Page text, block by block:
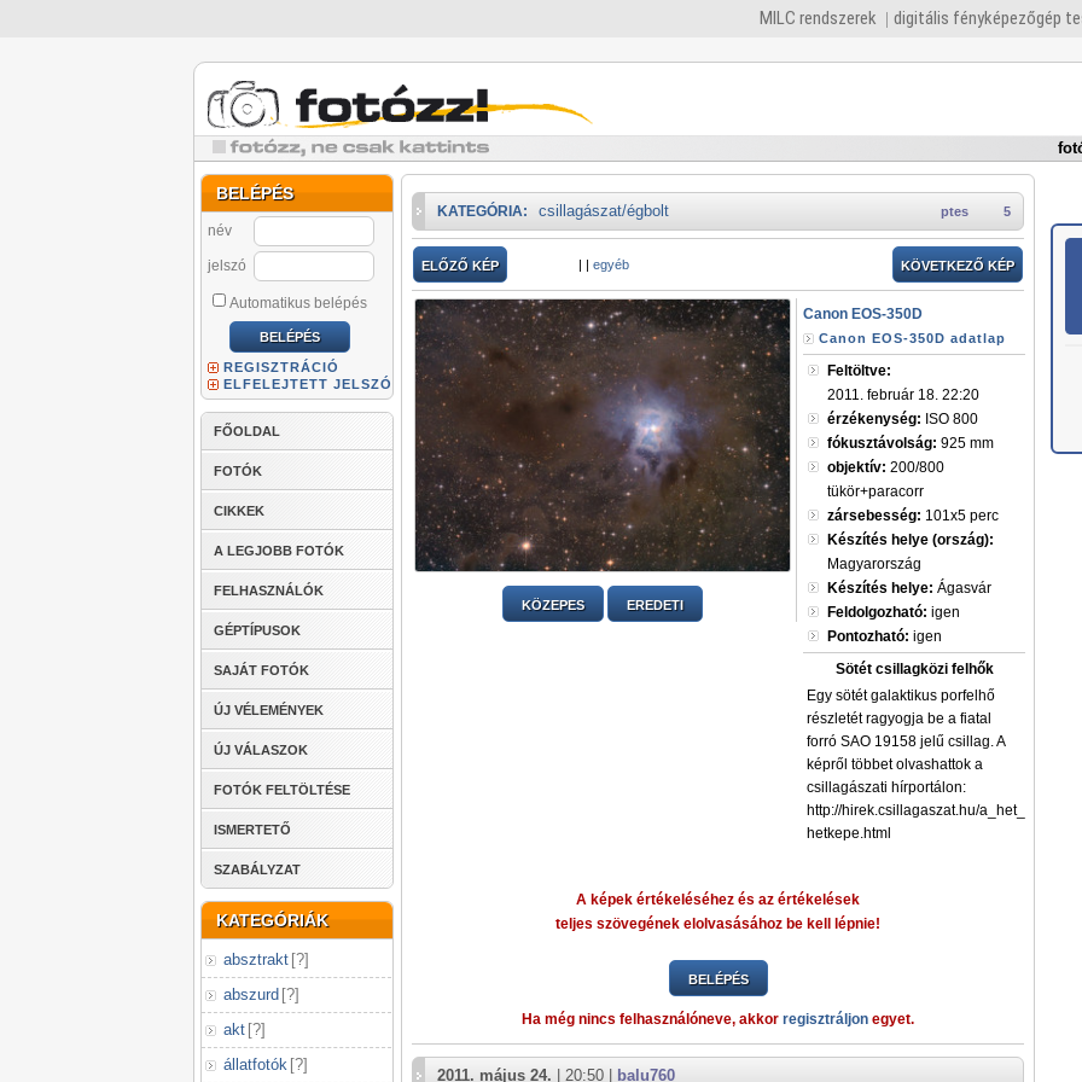
MILC rendszerek digitális fényképezőgép
BELÉPÉS
név
jelszó
Automatikus belépés
REGISZTRÁCIÓ
ELFELEJTETT JELSZÓ
FŐOLDAL
FOTÓK
CIKKEK
A LEGJOBB FOTÓK
FELHASZNÁLÓK
GÉPTÍPUSOK
SAJÁT FOTÓK
ÚJ VÉLEMÉNYEK
ÚJ VÁLASZOK
FOTÓK FELTÖLTÉSE
ISMERTETŐ
SZABÁLYZAT
KATEGÓRIÁK
absztrakt [?]
abszurd [?]
akt [?]
állatfotók [?]
5
ptes
KATEGÓRIA: csillagászat/égbolt
ELŐZŐ KÉP | | egyéb KÖVETKEZŐ KÉP
KÖZEPES EREDETI
Canon EOS-350D
Canon EOS-350D adatlap
Feltöltve:
2011. február 18. 22:20
érzékenység: ISO 800
fókusztávolság: 925 mm
objektív: 200/800
tükör+paracorr
zársebesség: 101x5 perc
Készítés helye (ország):
Magyarország
Készítés helye: Ágasvár
Feldolgozható: igen
Pontozható: igen
Sötét csillagközi felhők
Egy sötét galaktikus porfelhő
részletét ragyogja be a fiatal
forró SAO 19158 jelű csillag. A
képről többet olvashattok a
csillagászati hírportálon:
http://hirek.csillagaszat.hu/
hetkepe.html
A képek értékeléséhez és az értékelések
teljes szövegének elolvasásához be kell lépnie!
BELÉPÉS
Ha még nincs felhasználóneve, akkor regisztráljon egyet.
2011. május 24. | 20:50 | balu760